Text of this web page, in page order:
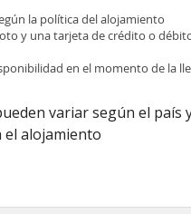
la política del alojamiento
y una tarjeta de crédito o
en el momento de la
variar según el país
el alojamiento